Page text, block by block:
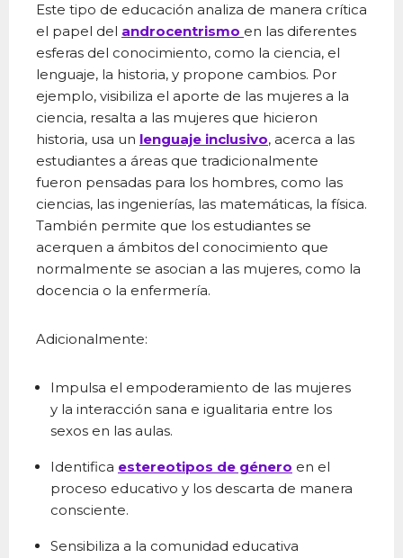
Este tipo de educación analiza de manera crítica
el papel del androcentrismo en las diferentes
esferas del conocimiento, como la ciencia, el
lenguaje, la historia, y propone cambios. Por
ejemplo, visibiliza el aporte de las mujeres a la
ciencia, resalta a las mujeres que hicieron
historia, usa un lenguaje inclusivo, acerca a las
estudiantes a áreas que tradicionalmente
fueron pensadas para los hombres, como las
ciencias, las ingenierías, las matemáticas, la física.
También permite que los estudiantes se
acerquen a ámbitos del conocimiento que
normalmente se asocian a las mujeres, como la
docencia o la enfermería.
Adicionalmente:
Impulsa el empoderamiento de las mujeres
y la interacción sana e igualitaria entre los
sexos en las aulas.
Identifica estereotipos de género en el
proceso educativo y los descarta de manera
consciente.
Sensibiliza a la comunidad educativa